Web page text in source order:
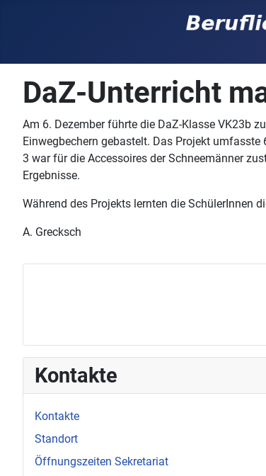
DaZ-Unterricht
Am 6. Dezember führte die DaZ-Klasse VK23b
Einwegbechern gebastelt. Das Projekt
3 war für die Accessoires der Schneemänner
Ergebnisse.
Während des Projekts lernten die SchülerInnen
A. Grecksch
Kontakte
Kontakte
Standort
Öffnungszeiten Sekretariat